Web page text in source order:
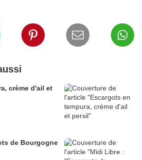
crème d'ail et
de Bourgogne